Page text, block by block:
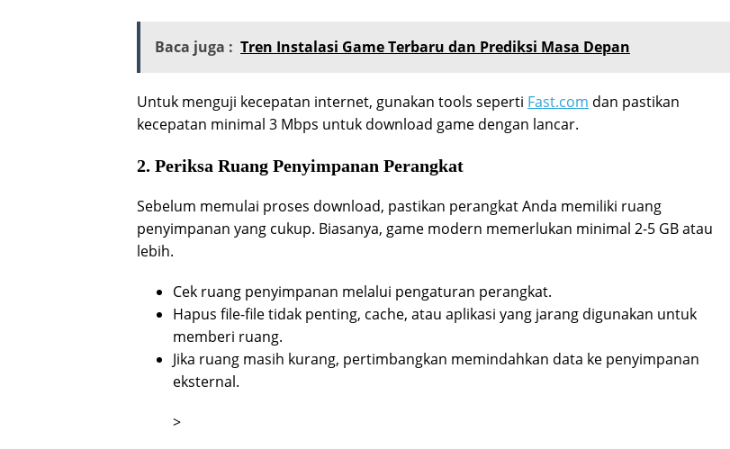
Baca juga : Tren Instalasi Game Terbaru dan Prediksi Masa Depan
Untuk menguji kecepatan internet, gunakan tools seperti Fast.com dan pastikan
kecepatan minimal 3 Mbps untuk download game dengan lancar.
2. Periksa Ruang Penyimpanan Perangkat
Sebelum memulai proses download, pastikan perangkat Anda memiliki ruang
penyimpanan yang cukup. Biasanya, game modern memerlukan minimal 2-5 GB atau
lebih.
Cek ruang penyimpanan melalui pengaturan perangkat.
Hapus file-file tidak penting, cache, atau aplikasi yang jarang digunakan untuk
memberi ruang.
Jika ruang masih kurang, pertimbangkan memindahkan data ke penyimpanan
eksternal.
>